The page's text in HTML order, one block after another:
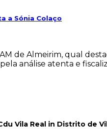
a Sónia Colaço
de Almeirim, qual
análise atenta e
Vila Real in Distrito de